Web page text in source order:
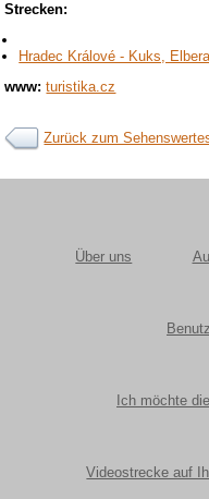
Strecken:
Hradec Králové - Kuks,
www: turistika.cz
Zurück zum
Über uns
Ich möchte
Videostrecke auf